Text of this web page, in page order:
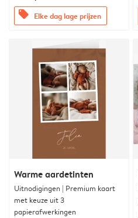
offers Elke dag lage prijzen
Warme aardetinten
Uitnodigingen | Premium kaart
met keuze uit 3
papierafwerkingen